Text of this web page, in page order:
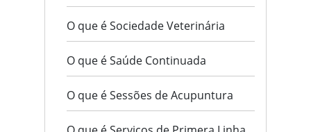
O que é Sociedade Veterinária
O que é Saúde Continuada
O que é Sessões de Acupuntura